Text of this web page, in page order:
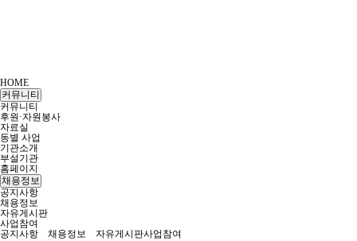
HOME
커뮤니티
커뮤니티
후원·자원봉사
자료실
동별 사업
기관소개
부설기관
홈페이지
채용정보
공지사항
채용정보
자유게시판
사업참여
공지사항
채용정보 자유게시판사업참여